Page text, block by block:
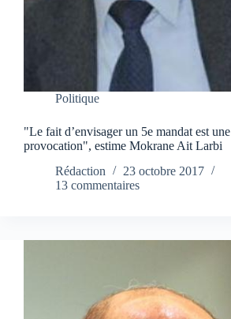
Politique
"Le fait d’envisager un 5e mandat est une
provocation", estime Mokrane Ait Larbi
Rédaction
23 octobre 2017
13 commentaires